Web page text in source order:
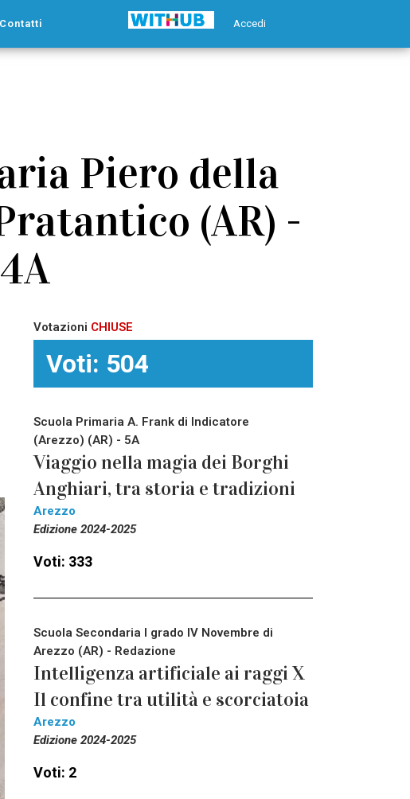
Accedi
Contatti
Piero della
(AR) -
4A
Votazioni CHIUSE
Voti: 504
Scuola Primaria A. Frank di Indicatore
(Arezzo) (AR) - 5A
Viaggio nella magia dei Borghi
Anghiari, tra storia e tradizioni
Arezzo
Edizione 2024-2025
Voti: 333
Scuola Secondaria I grado IV Novembre di
Arezzo (AR) - Redazione
Intelligenza artificiale ai raggi X
Il confine tra utilità e scorciatoia
Arezzo
Edizione 2024-2025
Voti: 2